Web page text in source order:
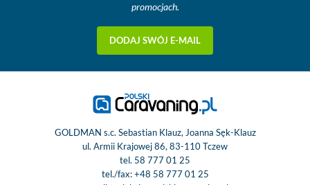
promocjach.
DODAJ SWÓJ E-MAIL
GOLDMAN s.c. Sebastian Klauz, Joanna Sęk-Klauz
ul. Armii Krajowej 86, 83-110 Tczew
tel. 58 777 01 25
tel./fax:+48 58 777 01 25